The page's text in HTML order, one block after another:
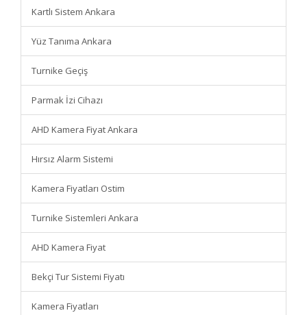
Kartlı Sistem Ankara
Yüz Tanıma Ankara
Turnike Geçiş
Parmak İzi Cihazı
AHD Kamera Fiyat Ankara
Hırsız Alarm Sistemi
Kamera Fiyatları Ostim
Turnike Sistemleri Ankara
AHD Kamera Fiyat
Bekçi Tur Sistemi Fiyatı
Kamera Fiyatları